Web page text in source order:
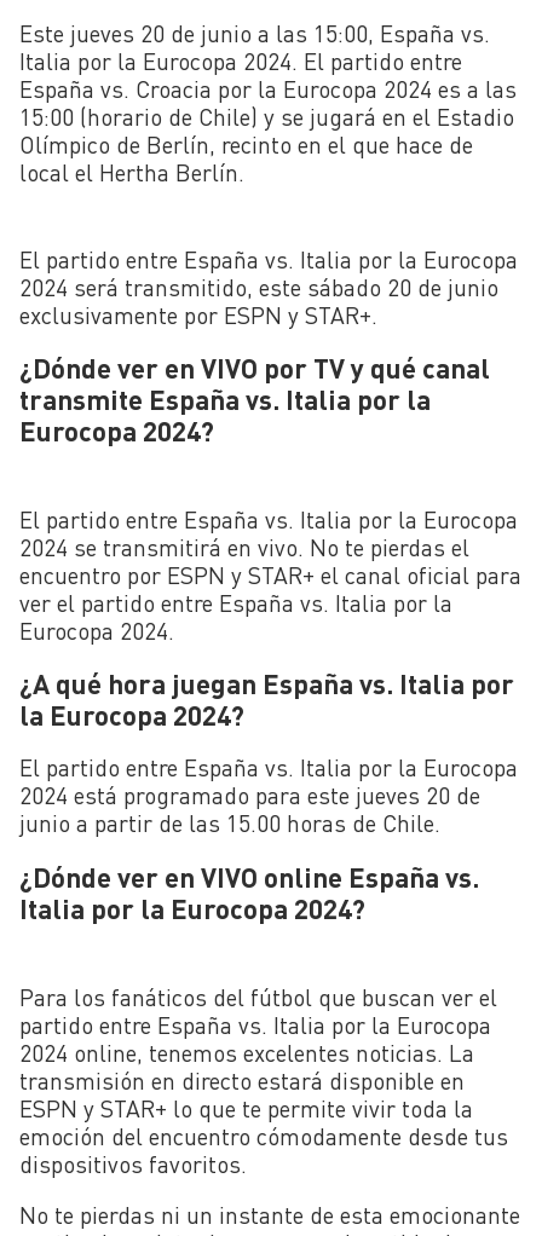
Este jueves 20 de junio a las 15:00, España vs.
Italia por la Eurocopa 2024. El partido entre
España vs. Croacia por la Eurocopa 2024 es a las
15:00 (horario de Chile) y se jugará en el Estadio
Olímpico de Berlín, recinto en el que hace de
local el Hertha Berlín.
El partido entre España vs. Italia por la Eurocopa
2024 será transmitido, este sábado 20 de junio
exclusivamente por ESPN y STAR+.
¿Dónde ver en VIVO por TV y qué canal
transmite España vs. Italia por la
Eurocopa 2024?
El partido entre España vs. Italia por la Eurocopa
2024 se transmitirá en vivo. No te pierdas el
encuentro por ESPN y STAR+ el canal oficial para
ver el partido entre España vs. Italia por la
Eurocopa 2024.
¿A qué hora juegan España vs. Italia por
la Eurocopa 2024?
El partido entre España vs. Italia por la Eurocopa
2024 está programado para este jueves 20 de
junio a partir de las 15.00 horas de Chile.
¿Dónde ver en VIVO online España vs.
Italia por la Eurocopa 2024?
Para los fanáticos del fútbol que buscan ver el
partido entre España vs. Italia por la Eurocopa
2024 online, tenemos excelentes noticias. La
transmisión en directo estará disponible en
ESPN y STAR+ lo que te permite vivir toda la
emoción del encuentro cómodamente desde tus
dispositivos favoritos.
No te pierdas ni un instante de esta emocionante